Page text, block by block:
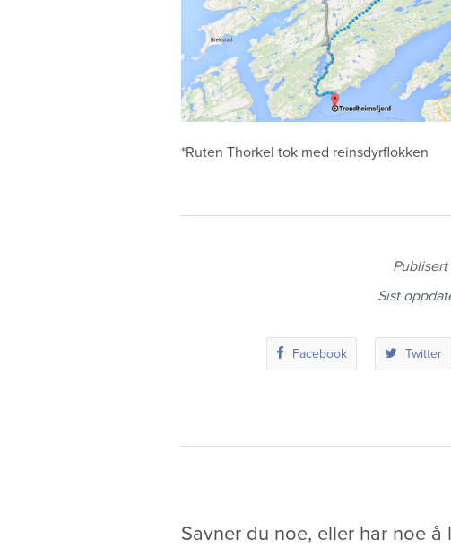
*Ruten Thorkel tok med reinsdyrflokken
Sist
Facebook Twitter
Savner du noe, eller har noe å